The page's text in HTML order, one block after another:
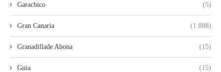
Garachico (5)
Gran Canaria (1.888)
Granadillade Abona (15)
Guia (15)